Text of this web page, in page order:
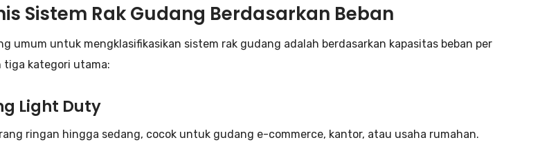
Sistem Rak Gudang Berdasarkan Beban
umum untuk mengklasifikasikan sistem rak gudang adalah berdasarkan kapasitas beban per
tiga kategori utama:
Light Duty
ringan hingga sedang, cocok untuk gudang e-commerce, kantor, atau usaha rumahan.